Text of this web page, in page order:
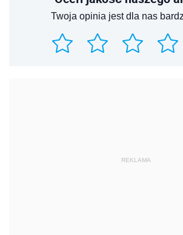
Twoja opinia jest dla nas
REKLAMA